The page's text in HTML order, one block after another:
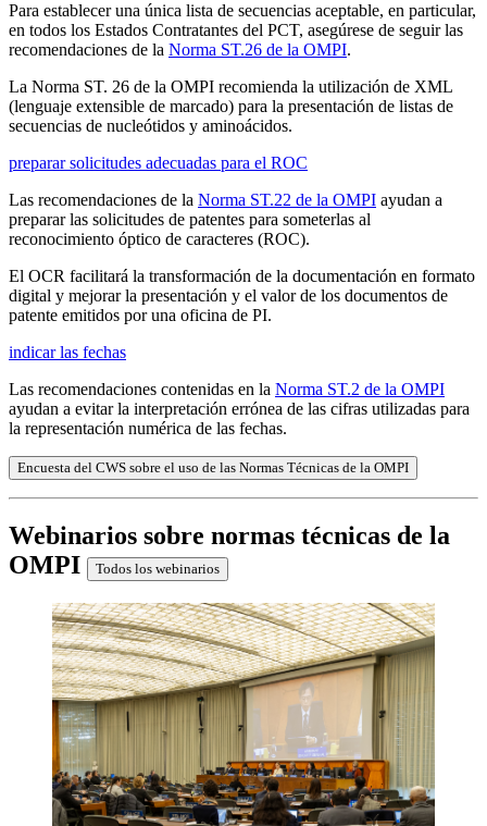
Para establecer una única lista de secuencias aceptable, en particular,
en todos los Estados Contratantes del PCT, asegúrese de seguir las
recomendaciones de la Norma ST.26 de la OMPI.
La Norma ST. 26 de la OMPI recomienda la utilización de XML
(lenguaje extensible de marcado) para la presentación de listas de
secuencias de nucleótidos y aminoácidos.
preparar solicitudes adecuadas para el ROC
Las recomendaciones de la Norma ST.22 de la OMPI ayudan a
preparar las solicitudes de patentes para someterlas al
reconocimiento óptico de caracteres (ROC).
El OCR facilitará la transformación de la documentación en formato
digital y mejorar la presentación y el valor de los documentos de
patente emitidos por una oficina de PI.
indicar las fechas
Las recomendaciones contenidas en la Norma ST.2 de la OMPI
ayudan a evitar la interpretación errónea de las cifras utilizadas para
la representación numérica de las fechas.
Encuesta del CWS sobre el uso de las Normas Técnicas de la OMPI
Webinarios sobre normas técnicas de la
OMPI
Todos los webinarios